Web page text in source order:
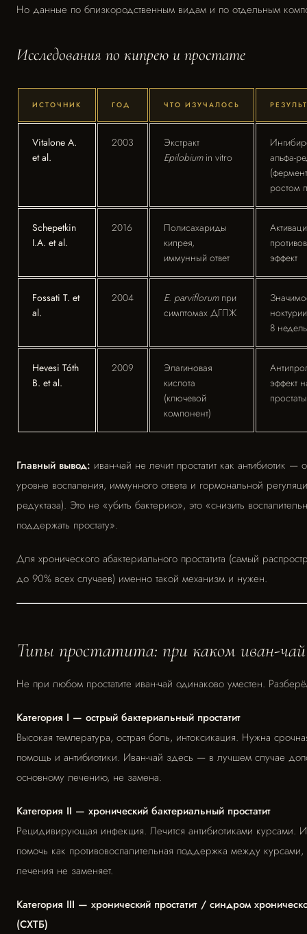
Но данные по близкородственным видам и по отдельным
Исследования по кипрею и простате
ИСТОЧНИК ГОД ЧТО ИЗУЧАЛОСЬ
Vitalone A.
et al.
2003
Экстракт
Epilobiumin vitro
альфа-
ростом
Schepetkin
I.A. et al.
2016
Полисахариды
кипрея,
иммунный ответ
эффект
Fossati T. et
al.
2004 E. parviflorumпри
симптомах ДГПЖ
8 недель
Hevesi Tóth
B. et al.
2009
Элагиновая
кислота
(ключевой
компонент)
эффект
Главный вывод: иван-чай не лечит простатит как антибиотик —
уровне воспаления, иммунного ответа и гормональной
редуктаза). Это не «убить бактерию», это «снизить
поддержать простату».
Для хронического абактериального простатита (самый
до 90% всех случаев) именно такой механизм и нужен.
Типы простатита: при каком иван-чай
Не при любом простатите иван-чай одинаково уместен.
Категория I — острый бактериальный простатит
Высокая температура, острая боль, интоксикация. Нужна
помощь и антибиотики. Иван-чай здесь — в лучшем случае
основному лечению, не замена.
Категория II — хронический бактериальный простатит
Рецидивирующая инфекция. Лечится антибиотиками курсами.
помочь как противовоспалительная поддержка между
лечения не заменяет.
Категория III — хронический простатит / синдром
(СХТБ)